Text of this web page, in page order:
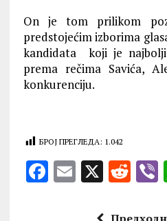
On je tom prilikom
predstojećim izborima
kandidata koji je
prema rečima Savića,
konkurenciju.
БРОЈ ПРЕГЛЕДА: 1.042
F E X R